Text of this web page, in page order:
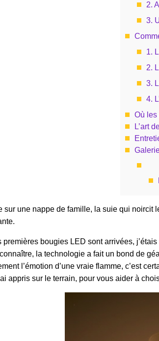
2.
3.
1.
2.
3.
4.
Où les
L’art
sur une nappe de famille, la suie qui noircit
premières bougies LED sont arrivées,
la technologie a fait un bond de
l’émotion d’une vraie flamme, c’est
appris sur le terrain, pour vous aider à